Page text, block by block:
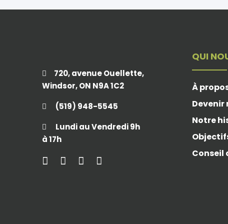
720, avenue Ouellette,
Windsor, ON N9A 1C2
(519) 948-5545
Lundi au Vendredi 9h
à 17h
QUI
À
Devenir
Notre
Conseil